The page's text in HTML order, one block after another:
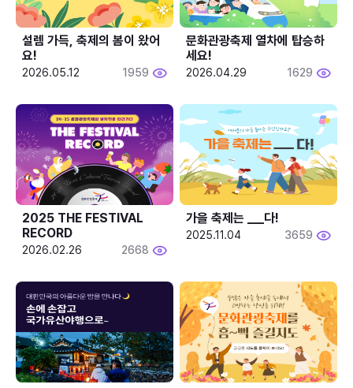
설렘 가득, 축제의 봄이 왔어
요!
2026.05.12 1959
문화관광축제 열차에 탑승하
세요!
2026.04.29 1629
2025 THE FESTIVAL
RECORD
2026.02.26 2668
2025.11.04 3659